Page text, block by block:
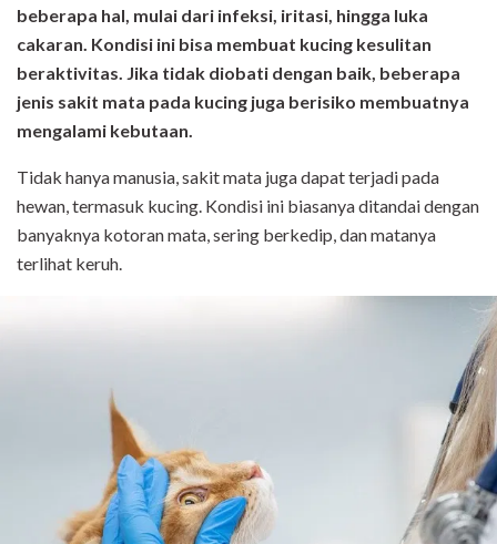
beberapa hal, mulai dari infeksi, iritasi, hingga luka
cakaran. Kondisi ini bisa membuat kucing kesulitan
beraktivitas. Jika tidak diobati dengan baik, beberapa
jenis sakit mata pada kucing juga berisiko membuatnya
mengalami kebutaan.
Tidak hanya manusia, sakit mata juga dapat terjadi pada
hewan, termasuk kucing. Kondisi ini biasanya ditandai dengan
banyaknya kotoran mata, sering berkedip, dan matanya
terlihat keruh.